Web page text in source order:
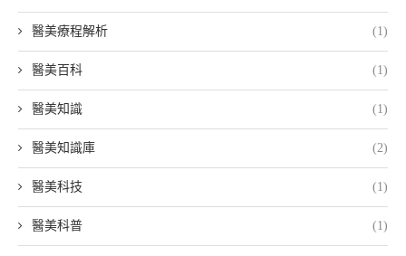
醫美療程解析 (1)
醫美百科 (1)
醫美知識 (1)
醫美知識庫 (2)
醫美科技 (1)
醫美科普 (1)